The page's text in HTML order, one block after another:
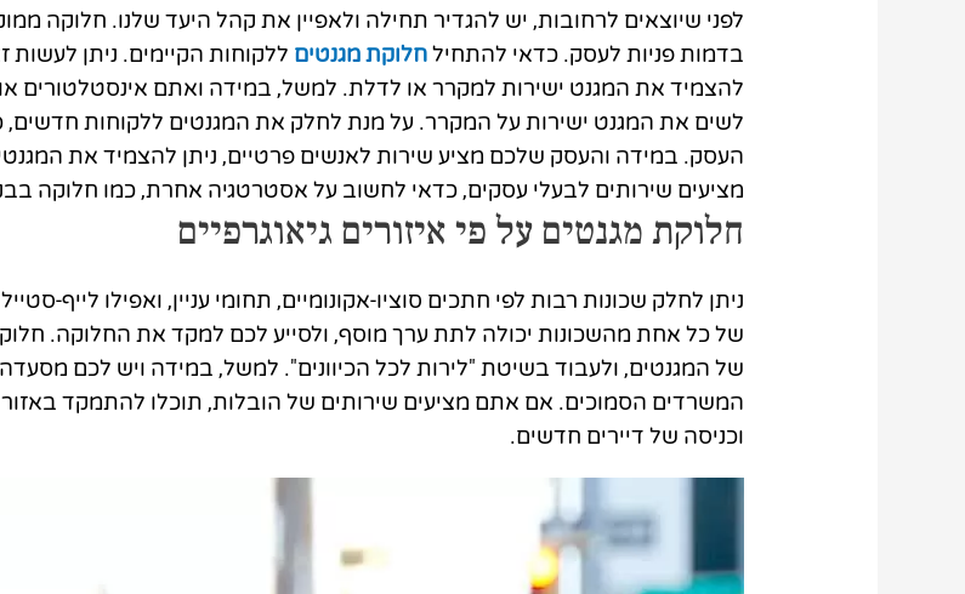
לפני שיוצאים לרחובות, יש להגדיר תחילה ולאפיין את קהל היעד שלנו. חלוקה
בדמות פניות לעסק. כדאי להתחילחלוקת מגנטים ללקוחות הקיימים. ניתן
להצמיד את המגנט ישירות למקרר או לדלת. למשל, במידה ואתם אינסטלטורים
לשים את המגנט ישירות על המקרר. על מנת לחלק את המגנטים ללקוחות
העסק. במידה והעסק שלכם מציע שירות לאנשים פרטיים, ניתן להצמיד את
מציעים שירותים לבעלי עסקים, כדאי לחשוב על אסטרטגיה אחרת, כמו חלוקה
חלוקת מגנטים על פי איזורים גיאוגרפיים
ניתן לחלק שכונות רבות לפי חתכים סוציו-אקונומיים, תחומי עניין, ואפילו
של כל אחת מהשכונות יכולה לתת ערך מוסף, ולסייע לכם למקד את החלוקה.
של המגנטים, ולעבוד בשיטת "לירות לכל הכיוונים". למשל, במידה ויש לכם
המשרדים הסמוכים. אם אתם מציעים שירותים של הובלות, תוכלו להתמקד
וכניסה של דיירים חדשים.